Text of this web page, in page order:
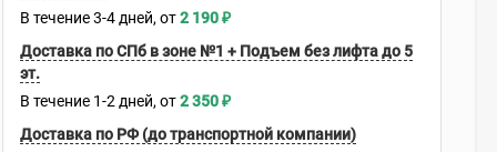
В течение 3-4 дней 2 190₽
Доставка по СПб в зоне №1 + Подъем без лифта до 5
эт.
В течение 1-2 дней 2 350₽
Доставка по РФ (до транспортной компании)